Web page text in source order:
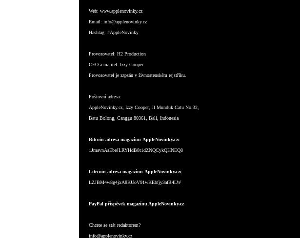
Web: www.applenovinky.cz
Email: info@applenovinky.cz
Hashtag: #AppleNovinky
Provozovatel: H2 Production
CEO a majitel: Izzy Cooper
Provozovatel je zapsán v živnostenském rejstříku.
Poštovní adresa:
AppleNovinky.cz, Izzy Cooper, Jl Munduk Catu No.32,
Batu Bolong, Canggu 80361, Bali, Indonesia
Bitcoin adresa magazínu AppleNovinky.cz:
1JmavnAsEbeJLRYHdB8t1dZNQCykQHNEQ8
Litecoin adresa magazínu AppleNovinky.cz:
LZJBM4w8g4jxA8KUoV91wKEbfjy3afR4LW
PayPal příspěvek magazínu AppleNovinky.cz
Chcete se stát redaktorem?
info@applenovinky.cz